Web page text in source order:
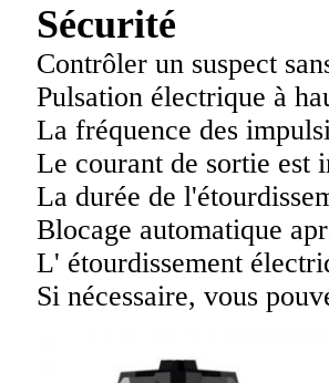
Sécurité
Contrôler un suspect
Pulsation électrique à
La fréquence des
Le courant de sortie est
La durée de
Blocage automatique
L' étourdissement
Si nécessaire, vous